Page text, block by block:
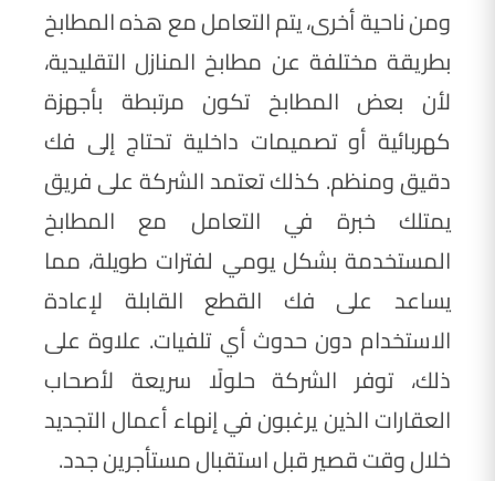
ومن ناحية أخرى، يتم التعامل مع هذه المطابخ
بطريقة مختلفة عن مطابخ المنازل التقليدية،
لأن بعض المطابخ تكون مرتبطة بأجهزة
كهربائية أو تصميمات داخلية تحتاج إلى فك
دقيق ومنظم. كذلك تعتمد الشركة على فريق
يمتلك خبرة في التعامل مع المطابخ
المستخدمة بشكل يومي لفترات طويلة، مما
يساعد على فك القطع القابلة لإعادة
الاستخدام دون حدوث أي تلفيات. علاوة على
ذلك، توفر الشركة حلولًا سريعة لأصحاب
العقارات الذين يرغبون في إنهاء أعمال التجديد
خلال وقت قصير قبل استقبال مستأجرين جدد.